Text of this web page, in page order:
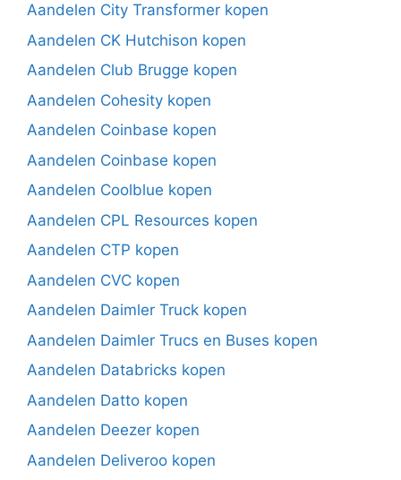
Aandelen City Transformer kopen
Aandelen CK Hutchison kopen
Aandelen Club Brugge kopen
Aandelen Cohesity kopen
Aandelen Coinbase kopen
Aandelen Coinbase kopen
Aandelen Coolblue kopen
Aandelen CPL Resources kopen
Aandelen CTP kopen
Aandelen CVC kopen
Aandelen Daimler Truck kopen
Aandelen Daimler Trucs en Buses kopen
Aandelen Databricks kopen
Aandelen Datto kopen
Aandelen Deezer kopen
Aandelen Deliveroo kopen